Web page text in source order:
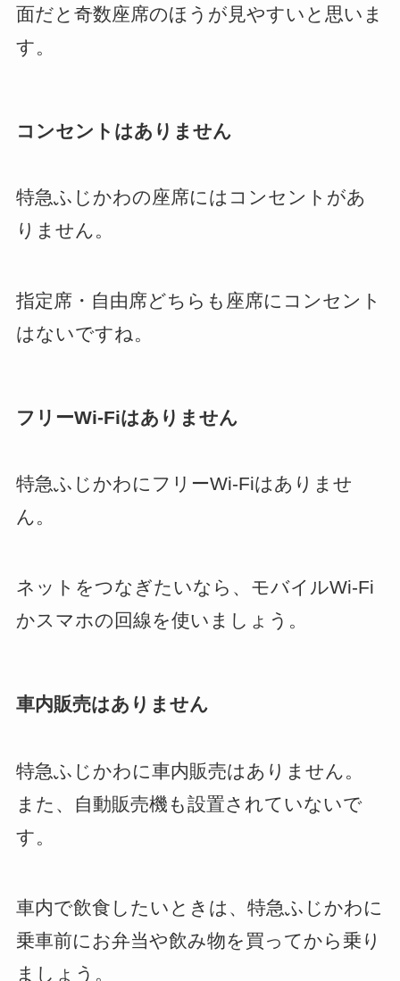
面だと奇数座席のほうが見やすいと思いま
す。
コンセントはありません
特急ふじかわの座席にはコンセントがあ
りません。
指定席・自由席どちらも座席にコンセント
はないですね。
フリーWi-Fiはありません
特急ふじかわにフリーWi-Fiはありませ
ん。
ネットをつなぎたいなら、モバイルWi-Fi
かスマホの回線を使いましょう。
車内販売はありません
特急ふじかわに車内販売はありません。
また、自動販売機も設置されていないで
す。
車内で飲食したいときは、特急ふじかわに
乗車前にお弁当や飲み物を買ってから乗り
ましょう。